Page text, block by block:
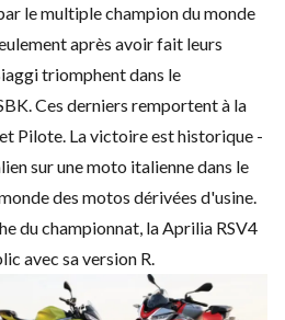
le multiple champion du monde
après avoir fait leurs
triomphent dans le
Ces derniers remportent à la
Pilote. La victoire est historique -
sur une moto italienne dans le
des motos dérivées d'usine.
du championnat, la Aprilia RSV4
avec sa version R.